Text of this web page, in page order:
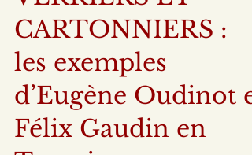
PEINTRES-
VERRIERS ET
CARTONNIERS :
les exemples